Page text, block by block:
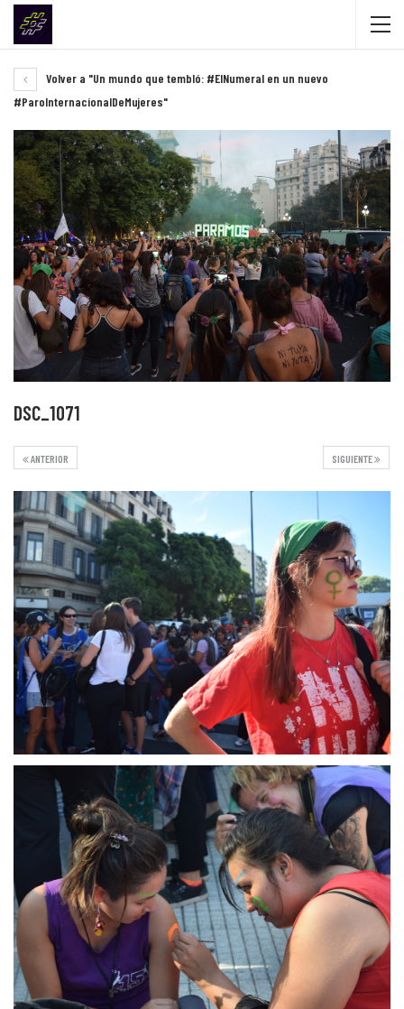
Volver a "Un mundo que tembló: #ElNumeral en un nuevo
#ParoInternacionalDeMujeres"
DSC_1071
SIGUIENTE
ANTERIOR